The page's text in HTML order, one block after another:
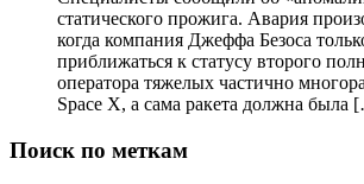
статического прожига. Авария
когда компания Джеффа Безоса
приближаться к статусу второго
оператора тяжелых частично
Space X, а сама ракета должна была
Поиск по меткам